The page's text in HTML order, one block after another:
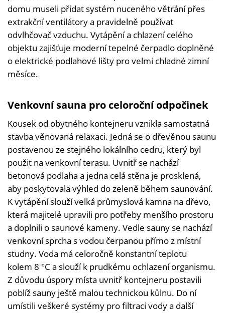
domu museli přidat systém nuceného větrání přes
extrakční ventilátory a pravidelně používat
odvlhčovač vzduchu. Vytápění a chlazení celého
objektu zajišťuje moderní tepelné čerpadlo doplněné
o elektrické podlahové lišty pro velmi chladné zimní
měsíce.
Venkovní sauna pro celoroční odpočinek
Kousek od obytného kontejneru vznikla samostatná
stavba věnovaná relaxaci. Jedná se o dřevěnou saunu
postavenou ze stejného lokálního cedru, který byl
použit na venkovní terasu. Uvnitř se nachází
betonová podlaha a jedna celá stěna je prosklená,
aby poskytovala výhled do zeleně během saunování.
K vytápění slouží velká průmyslová kamna na dřevo,
která majitelé upravili pro potřeby menšího prostoru
a doplnili o saunové kameny. Vedle sauny se nachází
venkovní sprcha s vodou čerpanou přímo z místní
studny. Voda má celoročně konstantní teplotu
kolem 8 °C a slouží k prudkému ochlazení organismu.
Z důvodu úspory místa uvnitř kontejneru postavili
poblíž sauny ještě malou technickou kůlnu. Do ní
umístili veškeré systémy pro filtraci vody a další